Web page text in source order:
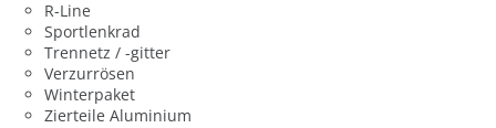
R-Line
Sportlenkrad
Trennetz / -gitter
Verzurrösen
Winterpaket
Zierteile Aluminium